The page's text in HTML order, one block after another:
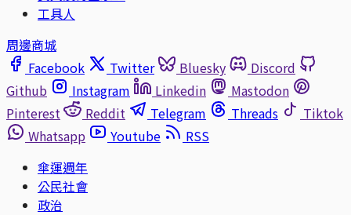
工具人
周邊商城
Facebook
Twitter Bluesky
Discord
Github
Instagram Linkedin
Mastodon
Pinterest
Reddit Telegram Threads
Tiktok
Whatsapp
Youtube
RSS
傘運週年
公民社會
政治